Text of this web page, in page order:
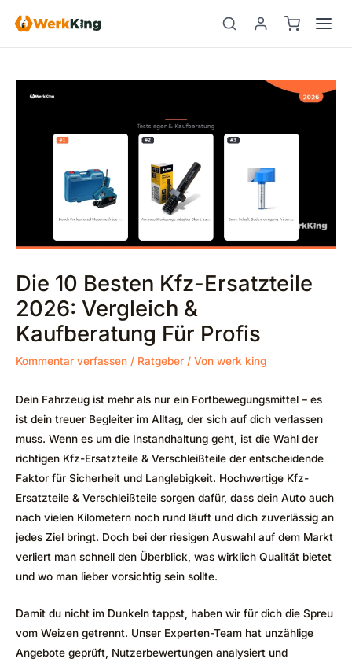
Inhalt
springen
Die 10 Besten Kfz-Ersatzteile
2026: Vergleich &
Kaufberatung Für Profis
Kommentar verfassen / Ratgeber / Von werk king
Dein Fahrzeug ist mehr als nur ein Fortbewegungsmittel – es
ist dein treuer Begleiter im Alltag, der sich auf dich verlassen
muss. Wenn es um die Instandhaltung geht, ist die Wahl der
richtigen Kfz-Ersatzteile & Verschleißteile der entscheidende
Faktor für Sicherheit und Langlebigkeit. Hochwertige Kfz-
Ersatzteile & Verschleißteile sorgen dafür, dass dein Auto auch
nach vielen Kilometern noch rund läuft und dich zuverlässig an
jedes Ziel bringt. Doch bei der riesigen Auswahl auf dem Markt
verliert man schnell den Überblick, was wirklich Qualität bietet
und wo man lieber vorsichtig sein sollte.
Damit du nicht im Dunkeln tappst, haben wir für dich die Spreu
vom Weizen getrennt. Unser Experten-Team hat unzählige
Angebote geprüft, Nutzerbewertungen analysiert und